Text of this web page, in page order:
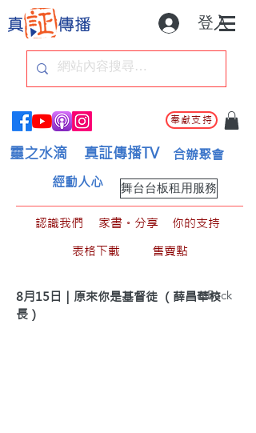
登入
奉獻支持
靈之水滴 真証傳播TV 合辦聚會
舞台台板租用服務
經動人心
認識我們 家書。分享
你的支持
表格下載
售賣點
8月15日｜原來你是基督徒 （薛昌華校
長）
< Back